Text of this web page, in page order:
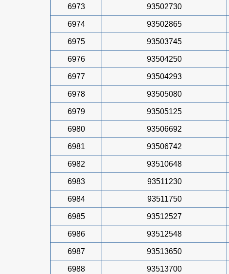
6973 93502730
6974 93502865
6975 93503745
6976 93504250
6977 93504293
6978 93505080
6979 93505125
6980 93506692
6981 93506742
6982 93510648
6983 93511230
6984 93511750
6985 93512527
6986 93512548
6987 93513650
6988 93513700